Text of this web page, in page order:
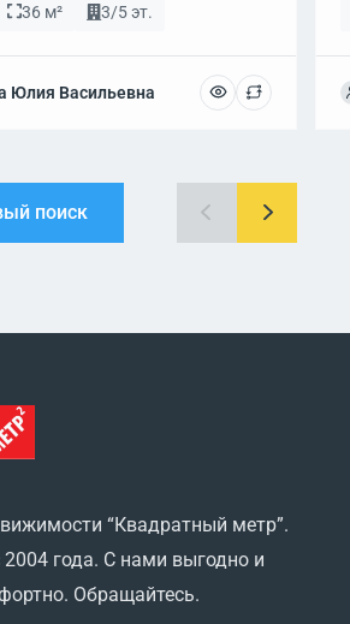
36 м² 3/5 эт.
Юлия Васильевна
поиск
“Квадратный метр”.
года. С нами выгодно и
Обращайтесь.